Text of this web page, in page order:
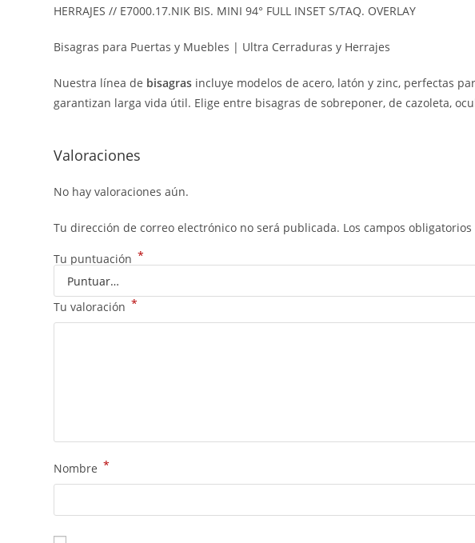
HERRAJES // E7000.17.NIK BIS. MINI 94° FULL INSET S/TAQ. OVERLAY
Bisagras para Puertas y Muebles | Ultra Cerraduras y Herrajes
Nuestra línea de bisagras incluye modelos de acero, latón y zinc, perfectas
garantizan larga vida útil. Elige entre bisagras de sobreponer, de cazoleta,
Valoraciones
No hay valoraciones aún.
Tu dirección de correo electrónico no será publicada. Los campos
Tu puntuación *
Tu valoración *
Nombre *